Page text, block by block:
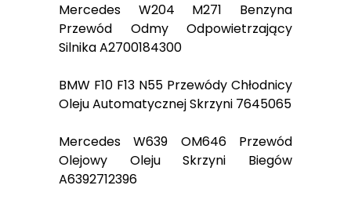
Mercedes W204 M271 Benzyna
Przewód Odmy Odpowietrzający
Silnika A2700184300
BMW F10 F13 N55 Przewódy Chłodnicy
Oleju Automatycznej Skrzyni 7645065
Mercedes W639 OM646 Przewód
Olejowy Oleju Skrzyni Biegów
A6392712396